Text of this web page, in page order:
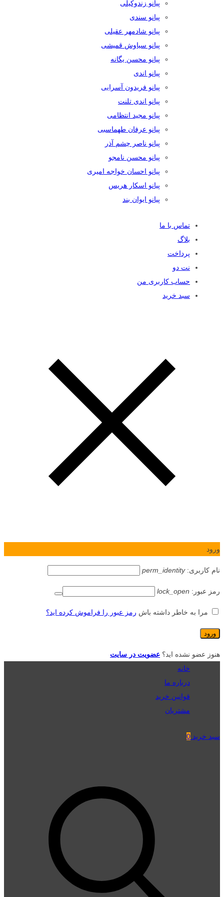
پیانو زندوکیلی
پیانو سندی
پیانو شادمهر عقیلی
پیانو سیاوش قمیشی
پیانو محسن یگانه
پیانو اندی
پیانو فریدون آسرایی
پیانو اندی تلنت
پیانو مجید انتظامی
پیانو عرفان طهماسبی
پیانو ناصر چشم آذر
پیانو محسن نامجو
پیانو احسان خواجه امیری
پیانو اسکار هریس
پیانو ایوان بند
تماس با ما
بلاگ
پرداخت
نت دو
حساب کاربری من
سبد خرید
ورود
نام کاربری:perm_identity
رمز عبور: lock_open
مرا به خاطر داشته باش رمز عبور را فراموش کرده اید؟
هنوز عضو نشده اید؟ عضویت در سایت
خانه
درباره ما
قوانین خرید
مشتریان
سبد خرید 0